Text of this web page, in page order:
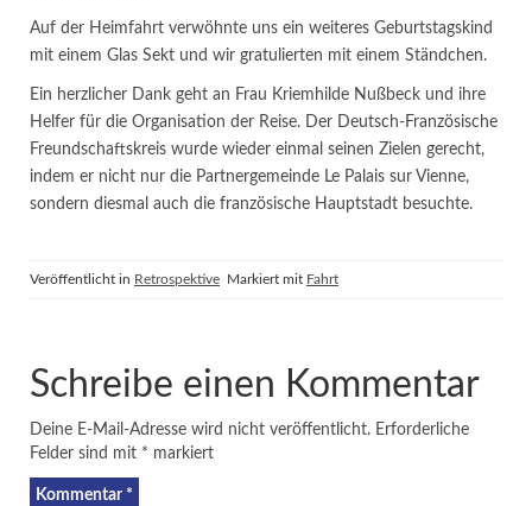
Auf der Heimfahrt verwöhnte uns ein weiteres Geburtstagskind
mit einem Glas Sekt und wir gratulierten mit einem Ständchen.
Ein herzlicher Dank geht an Frau Kriemhilde Nußbeck und ihre
Helfer für die Organisation der Reise. Der Deutsch-Französische
Freundschaftskreis wurde wieder einmal seinen Zielen gerecht,
indem er nicht nur die Partnergemeinde Le Palais sur Vienne,
sondern diesmal auch die französische Hauptstadt besuchte.
Veröffentlicht in Retrospektive Markiert mit Fahrt
Schreibe einen Kommentar
Deine E-Mail-Adresse wird nicht veröffentlicht. Erforderliche
Felder sind mit * markiert
Kommentar *